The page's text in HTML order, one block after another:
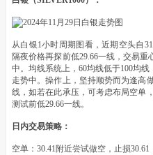
从白银1小时周期图看，近期空头自
隔夜价格再探前低29.66一线，交易
中。均线系统上，60均线低于100均
走势中。操作上，坚持顺势而为逢高
线，如若在此承压，可考虑布局空单
测试前低29.66一线。
日内交易策略：
空单：30.41附近尝试做空，止损30.61